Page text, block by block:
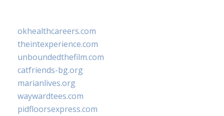
okhealthcareers.com
theintexperience.com
unboundedthefilm.com
catfriends-bg.org
marianlives.org
waywardtees.com
pidfloorsexpress.com